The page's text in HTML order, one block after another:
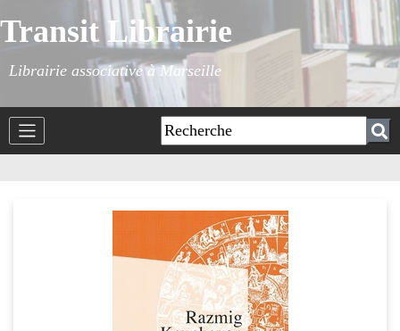
Transit Librairie
Librairie associative à Marseille